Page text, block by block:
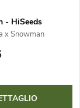
- HiSeeds
x Snowman